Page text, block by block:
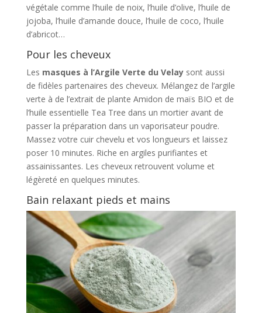
végétale comme l’huile de noix, l’huile d’olive, l’huile de
jojoba, l’huile d’amande douce, l’huile de coco, l’huile
d’abricot…
Pour les cheveux
Les masques à l’Argile Verte du Velaysont aussi
de fidèles partenaires des cheveux. Mélangez de l’argile
verte à de l’extrait de plante Amidon de maïs BIO et de
l’huile essentielle Tea Tree dans un mortier avant de
passer la préparation dans un vaporisateur poudre.
Massez votre cuir chevelu et vos longueurs et laissez
poser 10 minutes. Riche en argiles purifiantes et
assainissantes. Les cheveux retrouvent volume et
légèreté en quelques minutes.
Bain relaxant pieds et mains